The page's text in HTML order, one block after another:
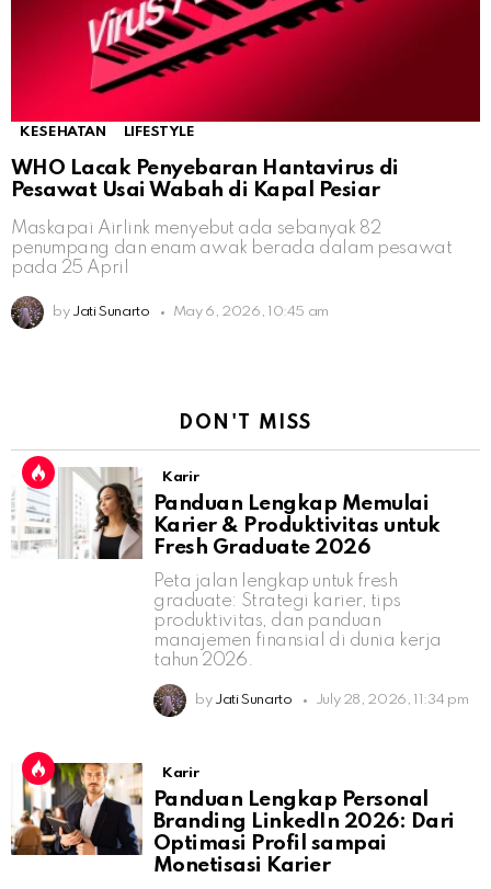
KESEHATAN LIFESTYLE
WHO Lacak Penyebaran Hantavirus di
Pesawat Usai Wabah di Kapal Pesiar
Maskapai Airlink menyebut ada sebanyak 82
penumpang dan enam awak berada dalam pesawat
pada 25 April
by Jati Sunarto May 6, 2026, 10:45 am
DON'T MISS
Karir
Panduan Lengkap Memulai
Karier & Produktivitas untuk
Fresh Graduate 2026
Peta jalan lengkap untuk fresh
graduate: Strategi karier, tips
produktivitas, dan panduan
manajemen finansial di dunia kerja
tahun 2026.
by Jati Sunarto July 28, 2026, 11:34 pm
Karir
Panduan Lengkap Personal
Branding LinkedIn 2026: Dari
Optimasi Profil sampai
Monetisasi Karier